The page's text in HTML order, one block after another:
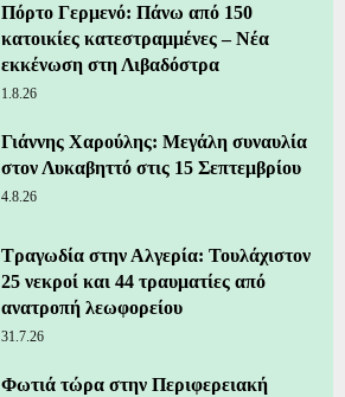
Πόρτο Γερμενό: Πάνω από 150
κατοικίες κατεστραμμένες – Νέα
εκκένωση στη Λιβαδόστρα
1.8.26
Γιάννης Χαρούλης: Μεγάλη συναυλία
στον Λυκαβηττό στις 15 Σεπτεμβρίου
4.8.26
Τραγωδία στην Αλγερία: Τουλάχιστον
25 νεκροί και 44 τραυματίες από
ανατροπή λεωφορείου
31.7.26
Φωτιά τώρα στην Περιφερειακή